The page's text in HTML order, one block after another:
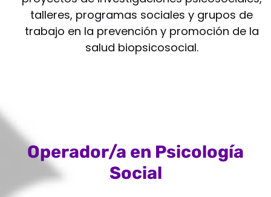
talleres, programas sociales y grupos de
trabajo en la prevención y promoción de la
salud biopsicosocial.
Operador/a en Psicología
Social